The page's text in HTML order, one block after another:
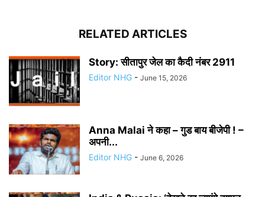
RELATED ARTICLES
Story: सीतापुर जेल का कैदी नंबर 2911
Editor NHG - June 15, 2026
Anna Malai ने कहा – गुड बाय बीजेपी ! –
अपनी...
Editor NHG - June 6, 2026